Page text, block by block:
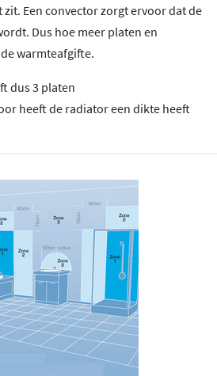
Een convector zorgt ervoor dat de
Dus hoe meer platen en
warmteafgifte.
dus 3 platen
heeft de radiator een dikte heeft